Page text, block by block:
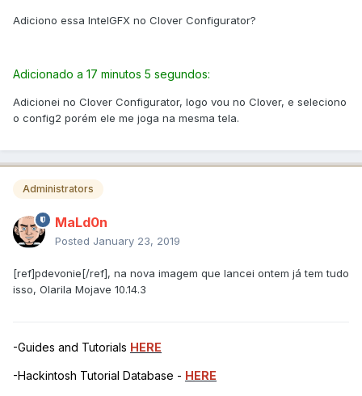
Adiciono essa IntelGFX no Clover Configurator?
Adicionado a 17 minutos 5 segundos:
Adicionei no Clover Configurator, logo vou no Clover, e seleciono
o config2 porém ele me joga na mesma tela.
Administrators
MaLd0n
Posted January 23, 2019
[ref]pdevonie[/ref], na nova imagem que lancei ontem já tem tudo
isso, Olarila Mojave 10.14.3
-Guides and Tutorials HERE
-Hackintosh Tutorial Database - HERE